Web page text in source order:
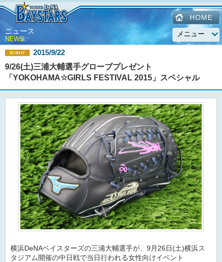
HOME
ニュース
NEWS
2015/9/22
9/26(土)三浦大輔選手グローブプレゼント
「YOKOHAMA☆GIRLS FESTIVAL 2015」スペシャル
横浜DeNAベイスターズの三浦大輔選手が、9月26日(土)横浜ス
タジアム開催の中日戦で当日行われる女性向けイベント